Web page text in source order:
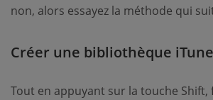
non, alors essayez la méthode qui
Créer une bibliothèque
Tout en appuyant sur la touche Shift,